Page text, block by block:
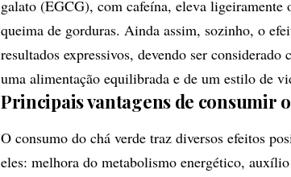
galato (EGCG), com cafeína, eleva ligeiramente
queima de gorduras. Ainda assim, sozinho, o
resultados expressivos, devendo ser
uma alimentação equilibrada e de um estilo de
Principais vantagens de consumir
O consumo do chá verde traz diversos efeitos
eles: melhora do metabolismo energético,